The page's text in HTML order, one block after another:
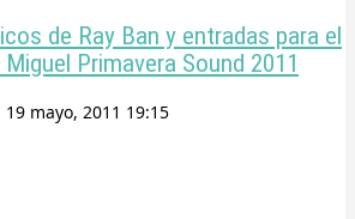
de Ray Ban y entradas para el
Primavera Sound 2011
19 mayo, 2011 19:15